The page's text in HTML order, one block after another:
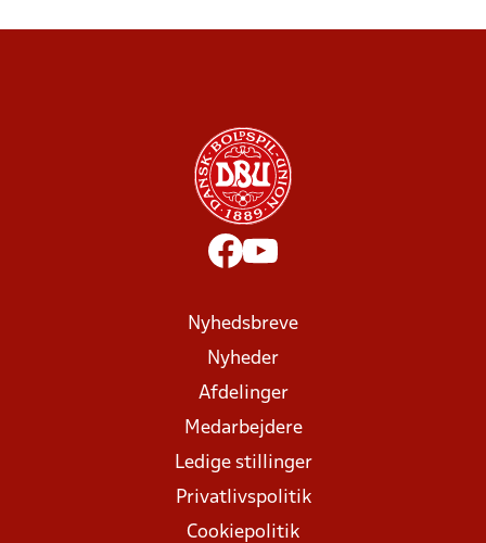
Nyhedsbreve
Nyheder
Afdelinger
Medarbejdere
Ledige stillinger
Privatlivspolitik
Cookiepolitik